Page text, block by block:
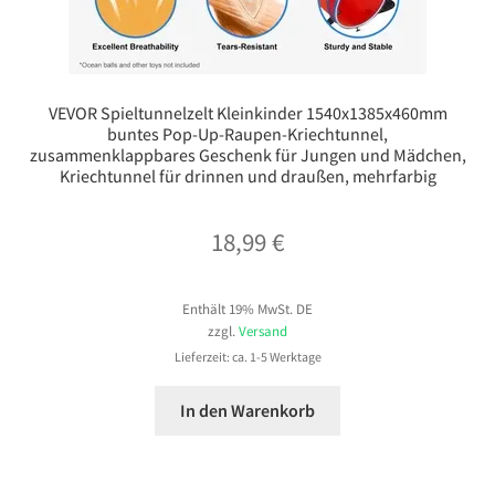
VEVOR Spieltunnelzelt Kleinkinder 1540x1385x460mm
buntes Pop-Up-Raupen-Kriechtunnel,
zusammenklappbares Geschenk für Jungen und Mädchen,
Kriechtunnel für drinnen und draußen, mehrfarbig
18,99€
Enthält 19% MwSt. DE
zzgl. Versand
Lieferzeit: ca. 1-5 Werktage
In den Warenkorb